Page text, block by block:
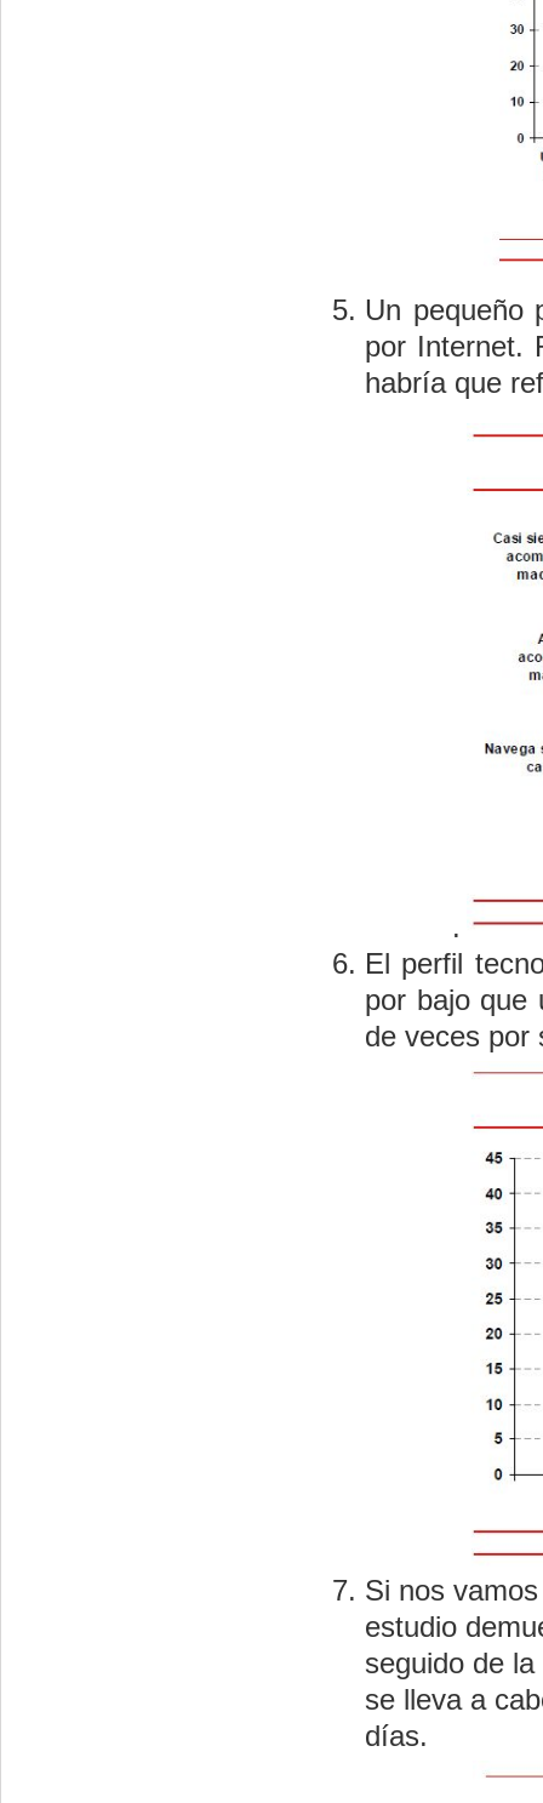
Un pequeño
por Internet.
habría que
.
El perfil
por bajo que
de veces por
Si nos
estudio
seguido de
se lleva a
días.